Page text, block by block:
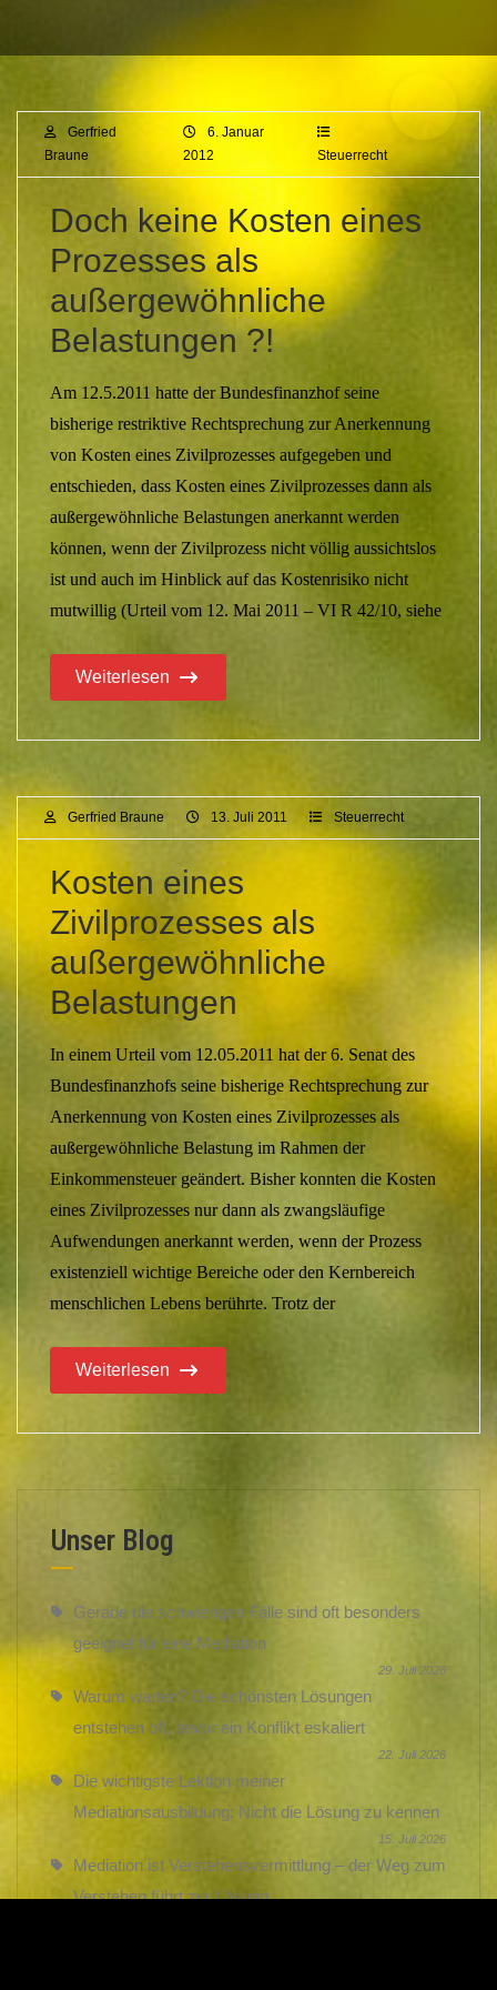
Gerfried
Braune
6. Januar
2012
Steuerrecht
Doch keine Kosten eines
Prozesses als
außergewöhnliche
Belastungen ?!
Am 12.5.2011 hatte der Bundesfinanzhof seine
bisherige restriktive Rechtsprechung zur Anerkennung
von Kosten eines Zivilprozesses aufgegeben und
entschieden, dass Kosten eines Zivilprozesses dann als
außergewöhnliche Belastungen anerkannt werden
können, wenn der Zivilprozess nicht völlig aussichtslos
ist und auch im Hinblick auf das Kostenrisiko nicht
mutwillig (Urteil vom 12. Mai 2011 – VI R 42/10, siehe
Weiterlesen
Gerfried Braune 13. Juli 2011 Steuerrecht
Kosten eines
Zivilprozesses als
außergewöhnliche
Belastungen
In einem Urteil vom 12.05.2011 hat der 6. Senat des
Bundesfinanzhofs seine bisherige Rechtsprechung zur
Anerkennung von Kosten eines Zivilprozesses als
außergewöhnliche Belastung im Rahmen der
Einkommensteuer geändert. Bisher konnten die Kosten
eines Zivilprozesses nur dann als zwangsläufige
Aufwendungen anerkannt werden, wenn der Prozess
existenziell wichtige Bereiche oder den Kernbereich
menschlichen Lebens berührte. Trotz der
Weiterlesen
Unser Blog
Gerade die schwierigen Fälle sind oft besonders
geeignet für eine Mediation
29. Juli 2026
Warum warten? Die schönsten Lösungen
entstehen oft, bevor ein Konflikt eskaliert
22. Juli 2026
Die wichtigste Lektion meiner
Mediationsausbildung: Nicht die Lösung zu kennen
15. Juli 2026
Mediation ist Verstehensvermittlung – der Weg zum
Verstehen führt zur Lösung